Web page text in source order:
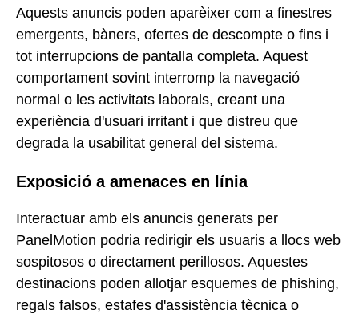
Aquests anuncis poden aparèixer com a finestres
emergents, bàners, ofertes de descompte o fins i
tot interrupcions de pantalla completa. Aquest
comportament sovint interromp la navegació
normal o les activitats laborals, creant una
experiència d'usuari irritant i que distreu que
degrada la usabilitat general del sistema.
Exposició a amenaces en línia
Interactuar amb els anuncis generats per
PanelMotion podria redirigir els usuaris a llocs web
sospitosos o directament perillosos. Aquestes
destinacions poden allotjar esquemes de phishing,
regals falsos, estafes d'assistència tècnica o